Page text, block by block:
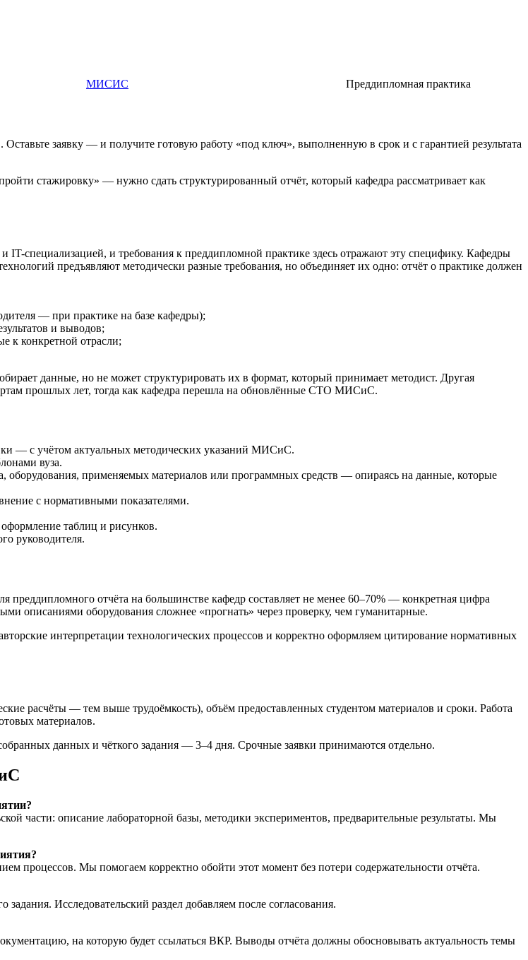
МИСИС Преддипломная практика
заявку — и получите готовую работу «под ключ», выполненную в срок и с гарантией результата
стажировку» — нужно сдать структурированный отчёт, который кафедра рассматривает как
специализацией, и требования к преддипломной практике здесь отражают эту специфику. Кафедры
предъявляют методически разные требования, но объединяет их одно: отчёт о практике должен
— при практике на базе кафедры);
и выводов;
к конкретной отрасли;
данные, но не может структурировать их в формат, который принимает методист. Другая
прошлых лет, тогда как кафедра перешла на обновлённые СТО МИСиС.
— с учётом актуальных методических указаний МИСиС.
вуза.
оборудования, применяемых материалов или программных средств — опираясь на данные, которые
с нормативными показателями.
таблиц и рисунков.
руководителя.
отчёта на большинстве кафедр составляет не менее 60–70% — конкретная цифра
описаниями оборудования сложнее «прогнать» через проверку, чем гуманитарные.
интерпретации технологических процессов и корректно оформляем цитирование нормативных
расчёты — тем выше трудоёмкость), объём предоставленных студентом материалов и сроки. Работа
материалов.
данных и чёткого задания — 3–4 дня. Срочные заявки принимаются отдельно.
части: описание лабораторной базы, методики экспериментов, предварительные результаты. Мы
процессов. Мы помогаем корректно обойти этот момент без потери содержательности отчёта.
Исследовательский раздел добавляем после согласования.
на которую будет ссылаться ВКР. Выводы отчёта должны обосновывать актуальность темы